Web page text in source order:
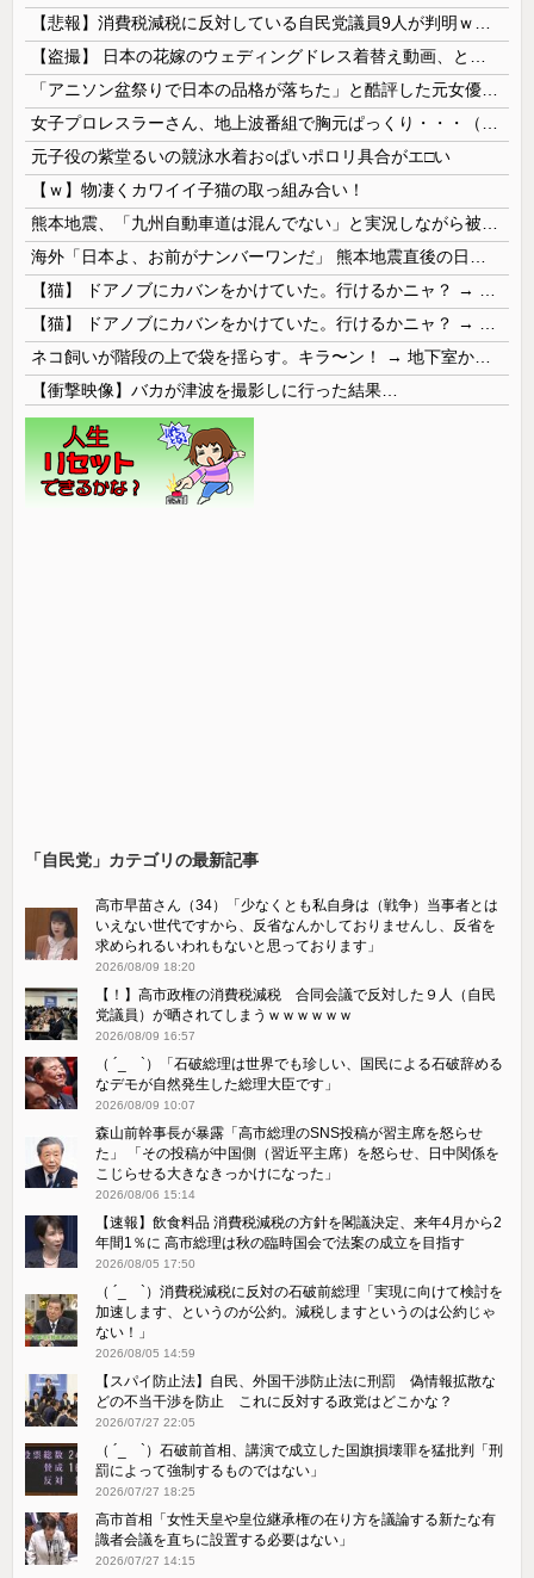
元子役の紫堂るいの競泳水着お○ぱいポロリ具合がエ□い
【ｗ】物凄くカワイイ子猫の取っ組み合い！
【衝撃映像】バカが津波を撮影しに行った結果…
「自民党」カテゴリの最新記事
高市早苗さん（34）「少なくとも私自身は（戦争）当事者とは
いえない世代ですから、反省なんかしておりませんし、反省を
求められるいわれもないと思っております」
2026/08/09 18:20
【！】高市政権の消費税減税 合同会議で反対した９人（自民
党議員）が晒されてしまうｗｗｗｗｗｗ
2026/08/09 16:57
（ ´_ゝ`）「石破総理は世界でも珍しい、国民による石破辞める
なデモが自然発生した総理大臣です」
2026/08/09 10:07
森山前幹事長が暴露「高市総理のSNS投稿が習主席を怒らせ
た」 「その投稿が中国側（習近平主席）を怒らせ、日中関係を
こじらせる大きなきっかけになった」
2026/08/06 15:14
【速報】飲食料品 消費税減税の方針を閣議決定、来年4月から2
年間1％に 高市総理は秋の臨時国会で法案の成立を目指す
2026/08/05 17:50
（ ´_ゝ`）消費税減税に反対の石破前総理「実現に向けて検討を
加速します、というのが公約。減税しますというのは公約じゃ
ない！」
2026/08/05 14:59
【スパイ防止法】自民、外国干渉防止法に刑罰 偽情報拡散な
どの不当干渉を防止 これに反対する政党はどこかな？
2026/07/27 22:05
（ ´_ゝ`）石破前首相、講演で成立した国旗損壊罪を猛批判「刑
罰によって強制するものではない」
2026/07/27 18:25
高市首相「女性天皇や皇位継承権の在り方を議論する新たな有
識者会議を直ちに設置する必要はない」
2026/07/27 14:15